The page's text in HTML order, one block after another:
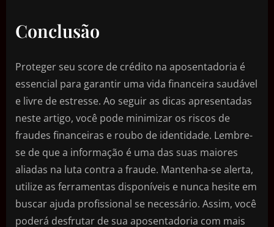
Conclusão
Proteger seu score de crédito na aposentadoria é
essencial para garantir uma vida financeira saudável
e livre de estresse. Ao seguir as dicas apresentadas
neste artigo, você pode minimizar os riscos de
fraudes financeiras e roubo de identidade. Lembre-
se de que a informação é uma das suas maiores
aliadas na luta contra a fraude. Mantenha-se alerta,
utilize as ferramentas disponíveis e nunca hesite em
buscar ajuda profissional se necessário. Assim, você
poderá desfrutar de sua aposentadoria com mais